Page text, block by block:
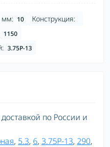
мм: 10
Конструкция:
1150
3.75P-13
по России и
, 5.3, 6, 3.75P-13, 290,